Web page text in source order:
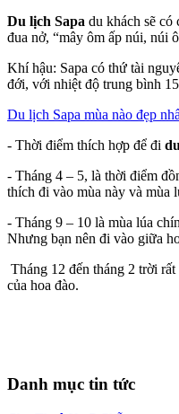
Du lịch Sapa du khách sẽ
đua nở, “mây ôm ấp núi, núi
Khí hậu: Sapa có thứ tài
đới, với nhiệt độ trung bình
Du lịch Sapa mùa nào đẹp
- Thời điểm thích hợp để đi
- Tháng 4 – 5, là thời điểm
thích đi vào mùa này và mùa
- Tháng 9 – 10 là mùa lúa
Nhưng bạn nên đi vào giữa
Tháng 12 đến tháng 2 trời
của hoa đào.
Danh mục tin tức